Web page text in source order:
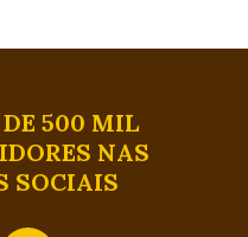
500 MIL
NAS
SOCIAIS